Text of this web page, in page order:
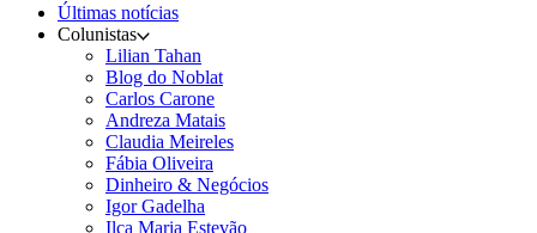
Últimas notícias
Colunistas
Lilian Tahan
Blog do Noblat
Carlos Carone
Andreza Matais
Claudia Meireles
Fábia Oliveira
Dinheiro & Negócios
Igor Gadelha
Ilca Maria Estevão